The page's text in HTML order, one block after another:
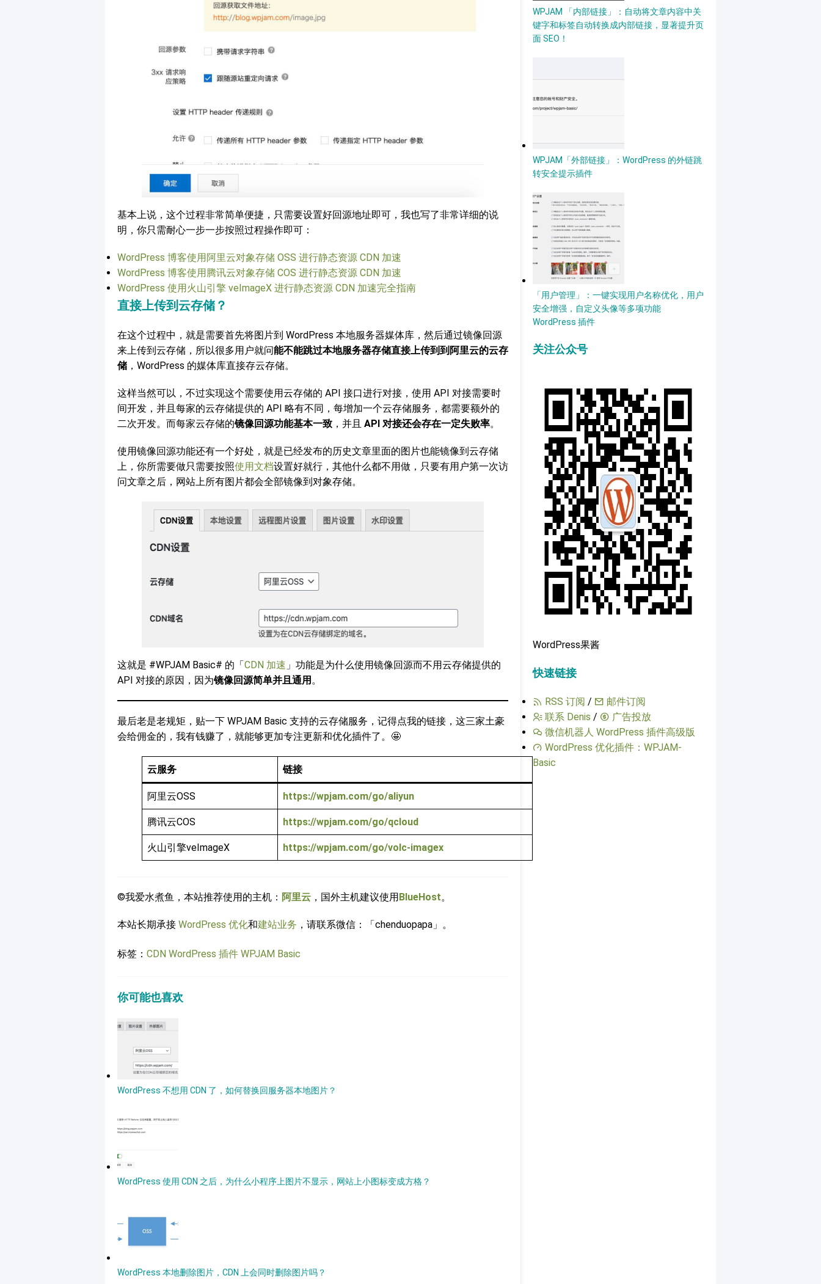
基本上说，这个过程非常简单便捷，只需要设置好回源地址即可，我也写了非常详细的说
明，你只需耐心一步一步按照过程操作即可：
WordPress 博客使用阿里云对象存储 OSS 进行静态资源 CDN 加速
WordPress 博客使用腾讯云对象存储 COS 进行静态资源 CDN 加速
WordPress 使用火山引擎 veImageX 进行静态资源 CDN 加速完全指南
直接上传到云存储？
在这个过程中，就是需要首先将图片到 WordPress 本地服务器媒体库，然后通过镜像回源
来上传到云存储，所以很多用户就问能不能跳过本地服务器存储直接上传到到阿里云的云存
储 ，WordPress 的媒体库直接存云存储。
这样当然可以，不过实现这个需要使用云存储的 API 接口进行对接，使用 API 对接需要时
间开发，并且每家的云存储提供的 API 略有不同，每增加一个云存储服务，都需要额外的
二次开发。而每家云存储的镜像回源功能基本一致 ，并且 API 对接还会存在一定失败率。
使用镜像回源功能还有一个好处，就是已经发布的历史文章里面的图片也能镜像到云存储
上，你所需要做只需要按照使用文档设置好就行，其他什么都不用做，只要有用户第一次访
问文章之后，网站上所有图片都会全部镜像到对象存储。
这就是 #WPJAM Basic# 的「 CDN 加速 」功能是为什么使用镜像回源而不用云存储提供的
API 对接的原因，因为镜像回源简单并且通用 。
最后老是老规矩，贴一下 WPJAM Basic 支持的云存储服务，记得点我的链接，这三家土豪
会给佣金的，我有钱赚了，就能够更加专注更新和优化插件了。🤩
云服务 链接
阿里云OSS https://wpjam.com/go/aliyun
腾讯云COS https://wpjam.com/go/qcloud
火山引擎veImageX https://wpjam.com/go/volc-imagex
©我爱水煮鱼，本站推荐使用的主机： 阿里云 ，国外主机建议使用 BlueHost。
本站长期承接 WordPress 优化和建站业务 ，请联系微信：「chenduopapa」。
标签： CDN WordPress 插件 WPJAM Basic
你可能也喜欢
WordPress 不想用 CDN 了，如何替换回服务器本地图片？
WordPress 使用 CDN 之后，为什么小程序上图片不显示，网站上小图标变成方格？
WordPress 本地删除图片，CDN 上会同时删除图片吗？
WPJAM 「内部链接」：自动将文章内容中关
键字和标签自动转换成内部链接，显著提升页
面 SEO！
WPJAM「外部链接」：WordPress 的外链跳
转安全提示插件
「用户管理」：一键实现用户名称优化，用户
安全增强，自定义头像等多项功能
WordPress 插件
关注公众号
WordPress果酱
快速链接
RSS 订阅 /
邮件订阅
联系 Denis /
广告投放
微信机器人 WordPress 插件高级版
WordPress 优化插件：WPJAM-
Basic